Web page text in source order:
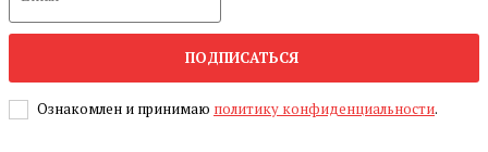
ПОДПИСАТЬСЯ
Ознакомлен и принимаю политику конфиденциальности.